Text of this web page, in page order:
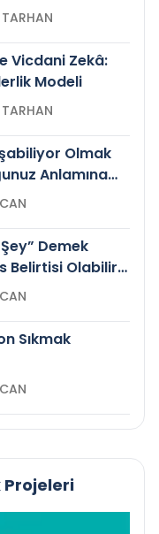
Prof.Dr. Nevzat TARHAN
Vicdani Zekâ:
Modeli
Prof.Dr. Nevzat TARHAN
Olmak
Anlamına
Demek
Belirtisi Olabilir
Sıkmak
Projeleri